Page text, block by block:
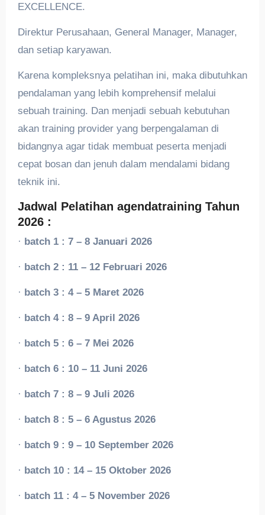
EXCELLENCE.
Direktur Perusahaan, General Manager, Manager,
dan setiap karyawan.
Karena kompleksnya pelatihan ini, maka dibutuhkan
pendalaman yang lebih komprehensif melalui
sebuah training. Dan menjadi sebuah kebutuhan
akan training provider yang berpengalaman di
bidangnya agar tidak membuat peserta menjadi
cepat bosan dan jenuh dalam mendalami bidang
teknik ini.
Jadwal Pelatihan agendatraining Tahun
2026 :
· batch 1 : 7 – 8 Januari 2026
· batch 2 : 11 – 12 Februari 2026
· batch 3 : 4 – 5 Maret 2026
· batch 4 : 8 – 9 April 2026
· batch 5 : 6 – 7 Mei 2026
· batch 6 : 10 – 11 Juni 2026
· batch 7 : 8 – 9 Juli 2026
· batch 8 : 5 – 6 Agustus 2026
· batch 9 : 9 – 10 September 2026
· batch 10 : 14 – 15 Oktober 2026
· batch 11 : 4 – 5 November 2026